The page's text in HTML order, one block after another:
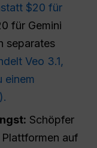
$20 für
für Gemini
separates
Veo 3.1,
einem
Schöpfer
auf